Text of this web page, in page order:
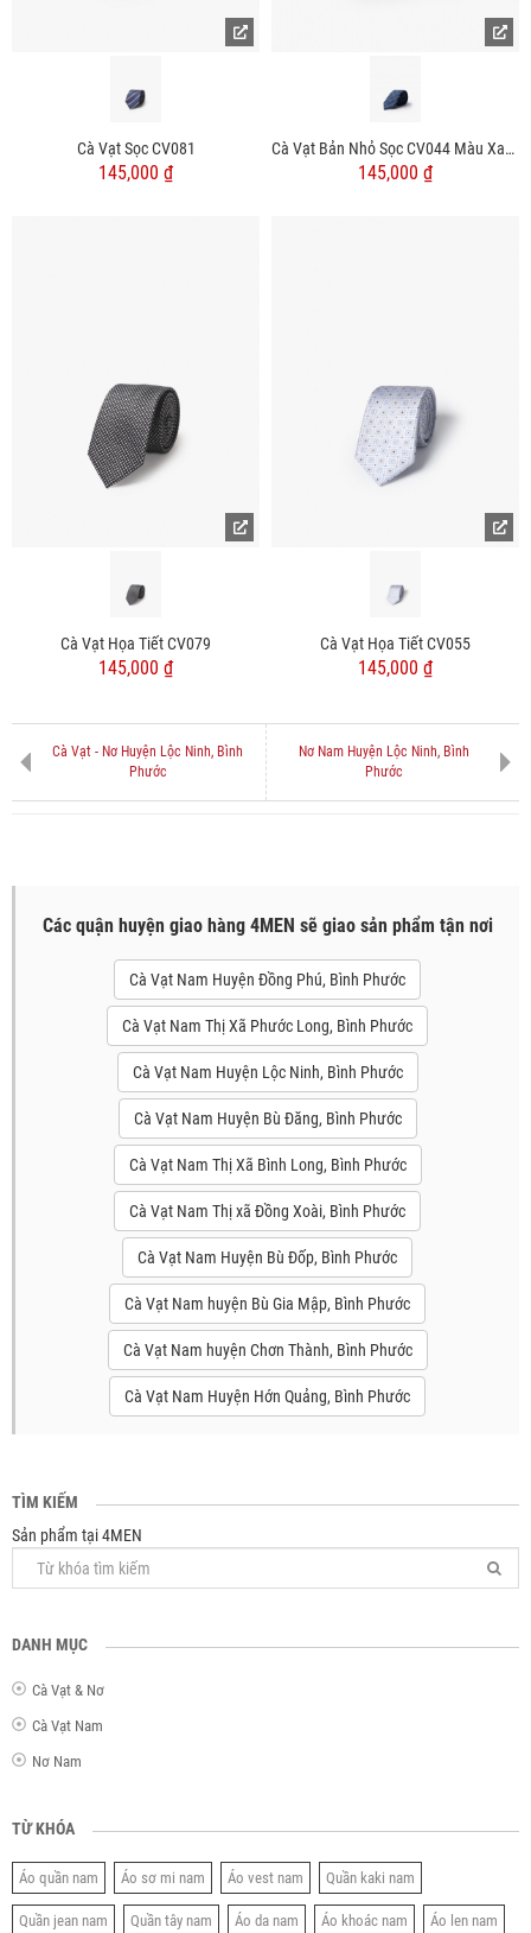
Cà Vạt Sọc CV081
145,000 ₫
Cà Vạt Bản Nhỏ Sọc CV044 Màu Xanh Đen
145,000 ₫
Cà Vạt Họa Tiết CV079
145,000 ₫
Cà Vạt Họa Tiết CV055
145,000 ₫
Cà Vạt - Nơ Huyện Lộc Ninh, Bình
Phước
Nơ Nam Huyện Lộc Ninh, Bình
Phước
Các quận huyện giao hàng 4MEN sẽ giao sản phẩm tận nơi
Cà Vạt Nam Huyện Đồng Phú, Bình Phước
Cà Vạt Nam Thị Xã Phước Long, Bình Phước
Cà Vạt Nam Huyện Lộc Ninh, Bình Phước
Cà Vạt Nam Huyện Bù Đăng, Bình Phước
Cà Vạt Nam Thị Xã Bình Long, Bình Phước
Cà Vạt Nam Thị xã Đồng Xoài, Bình Phước
Cà Vạt Nam Huyện Bù Đốp, Bình Phước
Cà Vạt Nam huyện Bù Gia Mập, Bình Phước
Cà Vạt Nam huyện Chơn Thành, Bình Phước
Cà Vạt Nam Huyện Hớn Quảng, Bình Phước
TÌM KIẾM
Sản phẩm tại 4MEN
DANH MỤC
Cà Vạt & Nơ
Cà Vạt Nam
Nơ Nam
TỪ KHÓA
Áo quần nam Áo sơ mi nam Áo vest nam Quần kaki nam
Quần jean nam Quần tây nam Áo da nam Áo khoác nam Áo len nam